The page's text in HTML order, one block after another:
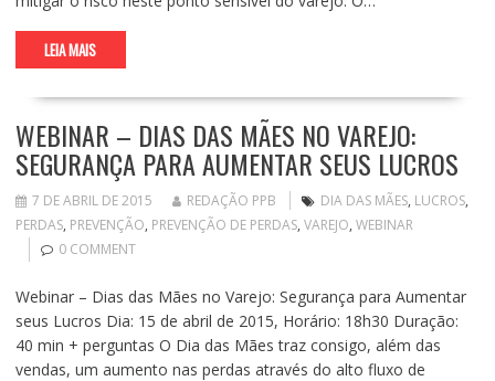
LEIA MAIS
WEBINAR – DIAS DAS MÃES NO VAREJO:
SEGURANÇA PARA AUMENTAR SEUS LUCROS
7 DE ABRIL DE 2015 REDAÇÃO PPB DIA DAS MÃES, LUCROS,
PERDAS, PREVENÇÃO, PREVENÇÃO DE PERDAS, VAREJO, WEBINAR
0 COMMENT
Webinar – Dias das Mães no Varejo: Segurança para Aumentar
seus Lucros Dia: 15 de abril de 2015, Horário: 18h30 Duração:
40 min + perguntas O Dia das Mães traz consigo, além das
vendas, um aumento nas perdas através do alto fluxo de